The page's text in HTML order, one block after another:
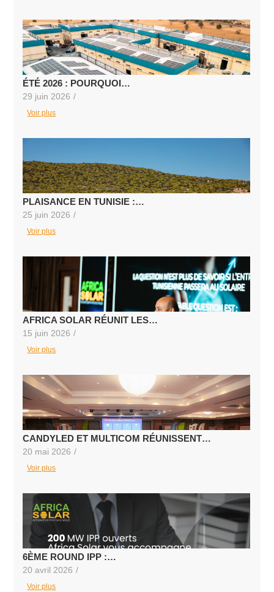
ÉTÉ 2026 : POURQUOI…
29 juin 2026 /
Voir plus
PLAISANCE EN TUNISIE :…
25 juin 2026 /
Voir plus
AFRICA SOLAR RÉUNIT LES…
15 juin 2026 /
Voir plus
CANDYLED ET MULTICOM RÉUNISSENT…
20 mai 2026 /
Voir plus
6ÈME ROUND IPP :…
20 avril 2026 /
Voir plus